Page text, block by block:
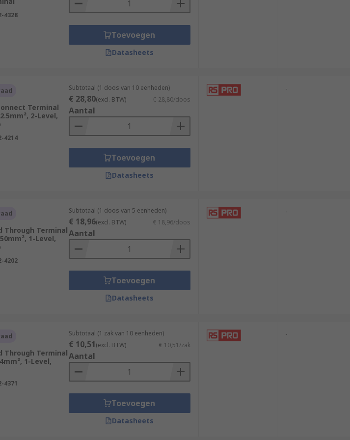
4328
Toevoegen
Datasheets
Terminal
2-Level,
4214
Subtotaal (1 doos van 10 eenheden)
€ 28,80(excl. BTW) € 28,80/doos
Aantal
Toevoegen
Datasheets
-
Through Terminal
1-Level,
4202
Subtotaal (1 doos van 5 eenheden)
€ 18,96(excl. BTW) € 18,96/doos
Aantal
Toevoegen
Datasheets
-
Through Terminal
1-Level,
4371
Subtotaal (1 zak van 10 eenheden)
€ 10,51(excl. BTW) € 10,51/zak
Aantal
Toevoegen
Datasheets
-